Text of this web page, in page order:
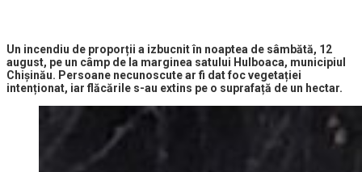
Un incendiu de proporții a izbucnit în noaptea de sâmbătă, 12
august, pe un câmp de la marginea satului Hulboaca, municipiul
Chișinău. Persoane necunoscute ar fi dat foc vegetației
intenționat, iar flăcările s-au extins pe o suprafață de un hectar.